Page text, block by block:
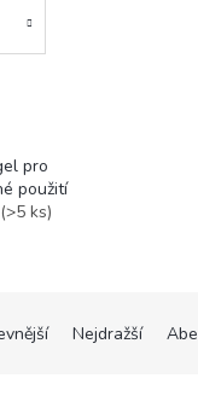
pro
použití
(>5 ks)
Nejdražší